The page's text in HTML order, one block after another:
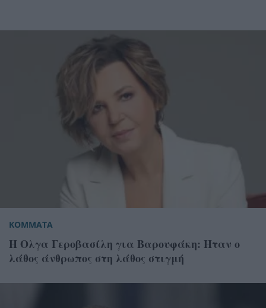
ΚΟΜΜΑΤΑ
Η Ολγα Γεροβασίλη για Βαρουφάκη: Ηταν ο
λάθος άνθρωπος στη λάθος στιγμή